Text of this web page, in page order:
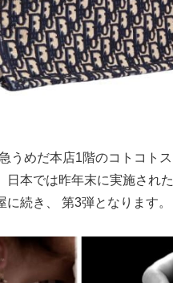
うめだ本店1階のコトコト
日本では昨年末に実施され
続き、 第3弾となります。